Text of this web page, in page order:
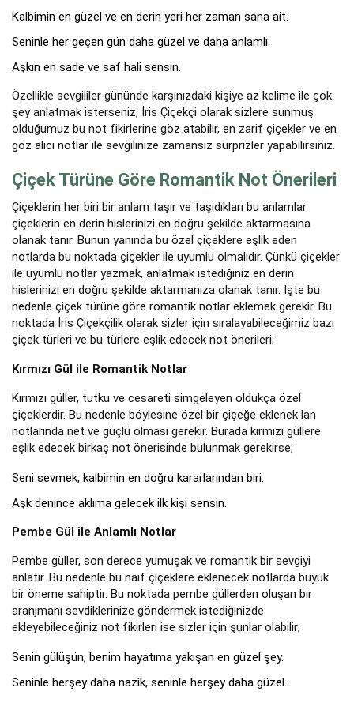
Kalbimin en güzel ve en derin yeri her zaman sana ait.
Seninle her geçen gün daha güzel ve daha anlamlı.
Aşkın en sade ve saf hali sensin.
Özellikle sevgililer gününde karşınızdaki kişiye az kelime ile çok
şey anlatmak isterseniz, İris Çiçekçi olarak sizlere sunmuş
olduğumuz bu not fikirlerine göz atabilir, en zarif çiçekler ve en
göz alıcı notlar ile sevgilinize zamansız sürprizler yapabilirsiniz.
Çiçek Türüne Göre Romantik Not Önerileri
Çiçeklerin her biri bir anlam taşır ve taşıdıkları bu anlamlar
çiçeklerin en derin hislerinizi en doğru şekilde aktarmasına
olanak tanır. Bunun yanında bu özel çiçeklere eşlik eden
notlarda bu noktada çiçekler ile uyumlu olmalıdır. Çünkü çiçekler
ile uyumlu notlar yazmak, anlatmak istediğiniz en derin
hislerinizi en doğru şekilde aktarmanıza olanak tanır. İşte bu
nedenle çiçek türüne göre romantik notlar eklemek gerekir. Bu
noktada İris Çiçekçilik olarak sizler için sıralayabileceğimiz bazı
çiçek türleri ve bu türlere eşlik edecek not önerileri;
Kırmızı Gül ile Romantik Notlar
Kırmızı güller, tutku ve cesareti simgeleyen oldukça özel
çiçeklerdir. Bu nedenle böylesine özel bir çiçeğe eklenek lan
notlarında net ve güçlü olması gerekir. Burada kırmızı güllere
eşlik edecek birkaç not önerisinde bulunmak gerekirse;
Seni sevmek, kalbimin en doğru kararlarından biri.
Aşk denince aklıma gelecek ilk kişi sensin.
Pembe Gül ile Anlamlı Notlar
Pembe güller, son derece yumuşak ve romantik bir sevgiyi
anlatır. Bu nedenle bu naif çiçeklere eklenecek notlarda büyük
bir öneme sahiptir. Bu noktada pembe güllerden oluşan bir
aranjmanı sevdiklerinize göndermek istediğinizde
ekleyebileceğiniz not fikirleri ise sizler için şunlar olabilir;
Senin gülüşün, benim hayatıma yakışan en güzel şey.
Seninle herşey daha nazik, seninle herşey daha güzel.